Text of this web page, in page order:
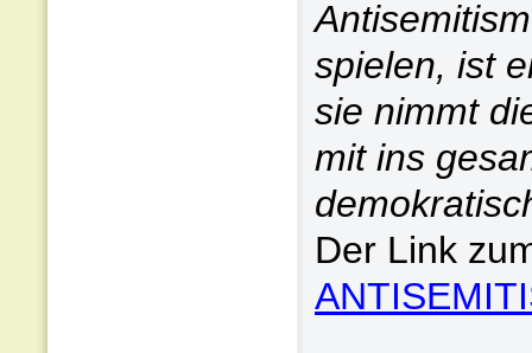
spielen, ist
sie nimmt
mit ins
Der Link